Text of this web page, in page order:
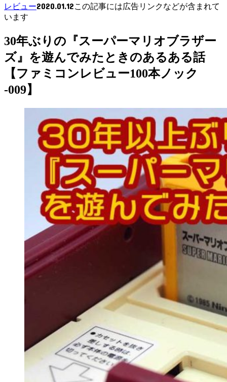
レビュー2020.01.12この記事には広告リンクなどが含まれて
います
30年ぶりの『スーパーマリオブラザー
ズ』を遊んでみたときのあるある話
【ファミコンレビュー100本ノック
-009】